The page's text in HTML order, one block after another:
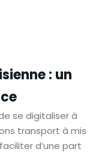
: un
se digitaliser à
transport à mis
d’une part